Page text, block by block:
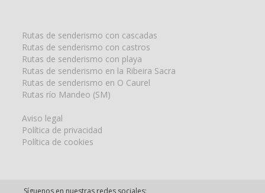
Rutas de senderismo con cascadas
Rutas de senderismo con castros
Rutas de senderismo con playa
Rutas de senderismo en la Ribeira Sacra
Rutas de senderismo en O Caurel
Rutas río Mandeo (SM)
Aviso legal
Política de privacidad
Política de cookies